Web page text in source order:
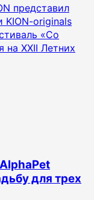
представил
KION-originals
«Со
на XXII Летних
для трех